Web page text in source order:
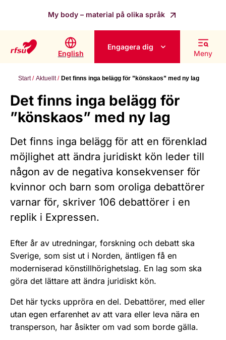
My body – material på olika språk
English
Engagera dig
Meny
Start Aktuellt Det finns inga belägg för ”könskaos” med ny lag
Det finns inga belägg för
”könskaos” med ny lag
Det finns inga belägg för att en förenklad
möjlighet att ändra juridiskt kön leder till
någon av de negativa konsekvenser för
kvinnor och barn som oroliga debattörer
varnar för, skriver 106 debattörer i en
replik i Expressen.
Efter år av utredningar, forskning och debatt ska
Sverige, som sist ut i Norden, äntligen få en
moderniserad könstillhörighetslag. En lag som ska
göra det lättare att ändra juridiskt kön.
Det här tycks uppröra en del. Debattörer, med eller
utan egen erfarenhet av att vara eller leva nära en
transperson, har åsikter om vad som borde gälla.